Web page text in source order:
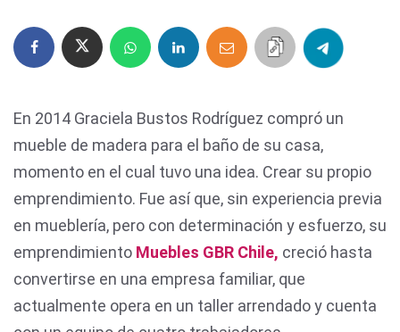
En 2014 Graciela Bustos Rodríguez compró un
mueble de madera para el baño de su casa,
momento en el cual tuvo una idea. Crear su propio
emprendimiento. Fue así que, sin experiencia previa
en mueblería, pero con determinación y esfuerzo, su
emprendimiento Muebles GBR Chile, creció hasta
convertirse en una empresa familiar, que
actualmente opera en un taller arrendado y cuenta